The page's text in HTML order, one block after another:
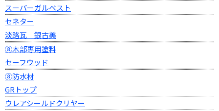
スーパーガルベスト
セネター
淡路瓦 銀古美
⑧木部専用塗料
セーフウッド
⑧防水材
GRトップ
ウレアシールドクリヤー